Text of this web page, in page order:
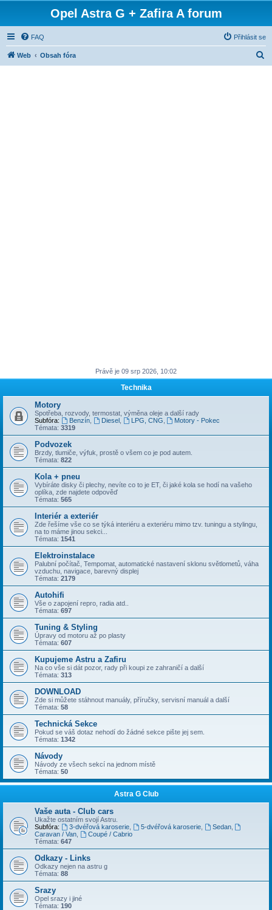
Opel Astra G + Zafira A forum
FAQ Přihlásit se
Web Obsah fóra
Právě je 09 srp 2026, 10:02
Technika
Motory
Spotřeba, rozvody, termostat, výměna oleje a další rady
Subfóra:
Benzín, Diesel, LPG, CNG
Motory - Pokec
Témata: 3319
Podvozek
Brzdy, tlumiče, výfuk, prostě o všem co je pod autem.
Témata: 822
Kola + pneu
Vybíráte disky či plechy, nevíte co to je ET, či jaké kola se hodí na vašeho
oplíka, zde najdete odpověď
Témata: 565
Interiér a exteriér
Zde řešíme vše co se týká interiéru a exteriéru mimo tzv. tuningu a stylingu,
na to máme jinou sekci...
Témata: 1541
Elektroinstalace
Palubní počítač, Tempomat, automatické nastavení sklonu světlometů, váha
vzduchu, navigace, barevný displej
Témata: 2179
Autohifi
Vše o zapojení repro, radia atd..
Témata: 697
Tuning & Styling
Úpravy od motoru až po plasty
Témata: 607
Kupujeme Astru a Zafiru
Na co vše si dát pozor, rady při koupi ze zahraničí a další
Témata: 313
DOWNLOAD
Zde si můžete stáhnout manuály, příručky, servisní manuál a další
Témata: 58
Technická Sekce
Pokud se váš dotaz nehodí do žádné sekce pište jej sem.
Témata: 1342
Návody
Návody ze všech sekcí na jednom místě
Témata: 50
Astra G Club
Vaše auta - Club cars
Ukažte ostatním svojí Astru.
Subfóra:
3-dvéřová karoserie, 5-dvéřová karoserie, Sedan,
Caravan / Van
Coupé / Cabrio
Témata: 647
Odkazy - Links
Odkazy nejen na astru g
Témata: 88
Srazy
Opel srazy i jiné
Témata: 190